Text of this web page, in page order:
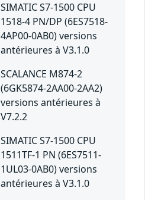
SIMATIC S7-1500 CPU
1518-4 PN/DP (6ES7518-
4AP00-0AB0) versions
antérieures à V3.1.0
SCALANCE M874-2
(6GK5874-2AA00-2AA2)
versions antérieures à
V7.2.2
SIMATIC S7-1500 CPU
1511TF-1 PN (6ES7511-
1UL03-0AB0) versions
antérieures à V3.1.0